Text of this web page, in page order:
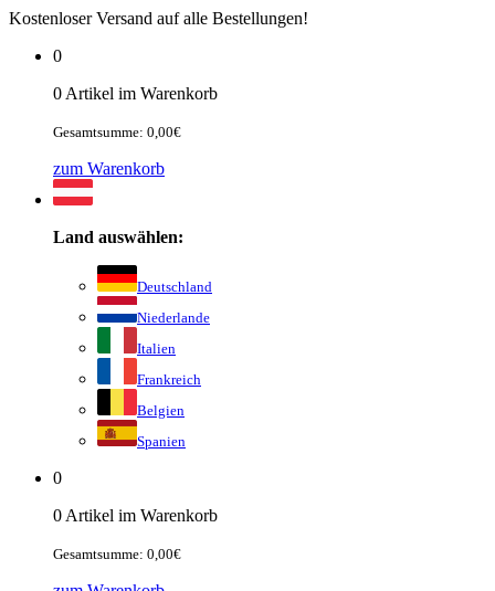
Kostenloser Versand auf alle Bestellungen!
0
0 Artikel im Warenkorb
Gesamtsumme: 0,00€
zum Warenkorb
Land auswählen:
Deutschland
Niederlande
Italien
Frankreich
Belgien
Spanien
0
0 Artikel im Warenkorb
Gesamtsumme: 0,00€